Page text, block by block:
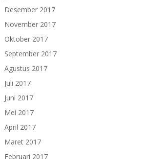
Desember 2017
November 2017
Oktober 2017
September 2017
Agustus 2017
Juli 2017
Juni 2017
Mei 2017
April 2017
Maret 2017
Februari 2017